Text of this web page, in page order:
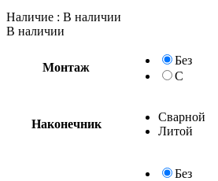
Наличие : В наличии
В наличии
Монтаж
Без
С
Наконечник
Сварной
Литой
Без